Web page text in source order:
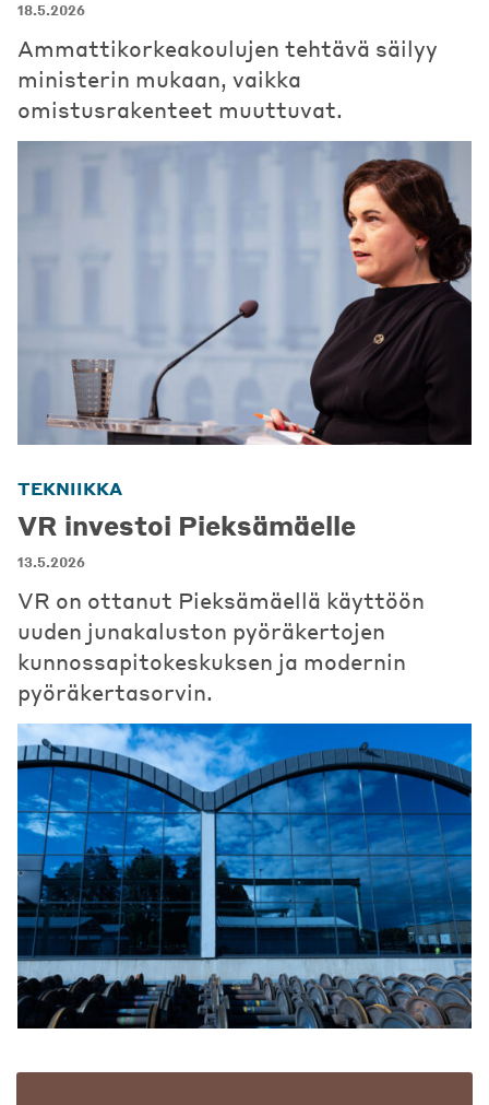
18.5.2026
Ammattikorkeakoulujen tehtävä säilyy
ministerin mukaan, vaikka
omistusrakenteet muuttuvat.
TEKNIIKKA
VR investoi Pieksämäelle
13.5.2026
VR on ottanut Pieksämäellä käyttöön
uuden junakaluston pyöräkertojen
kunnossapitokeskuksen ja modernin
pyöräkertasorvin.